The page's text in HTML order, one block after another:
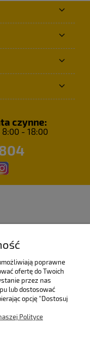
czynne:
- 18:00
poprawne
ofertę do Twoich
przez nas
lub dostosować
opcję "Dostosuj
Polityce